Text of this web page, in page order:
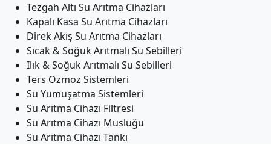
Tezgah Altı Su Arıtma Cihazları
Kapalı Kasa Su Arıtma Cihazları
Direk Akış Su Arıtma Cihazları
Sıcak & Soğuk Arıtmalı Su Sebilleri
Ilık & Soğuk Arıtmalı Su Sebilleri
Ters Ozmoz Sistemleri
Su Yumuşatma Sistemleri
Su Arıtma Cihazı Filtresi
Su Arıtma Cihazı Musluğu
Su Arıtma Cihazı Tankı